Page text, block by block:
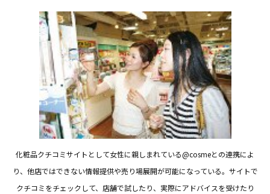
化粧品クチコミサイトとして女性に親しまれている@cosmeとの連携によ
り、他店ではできない情報提供や売り場展開が可能になっている。サイトで
クチコミをチェックして、店舗で試したり、実際にアドバイスを受けたり